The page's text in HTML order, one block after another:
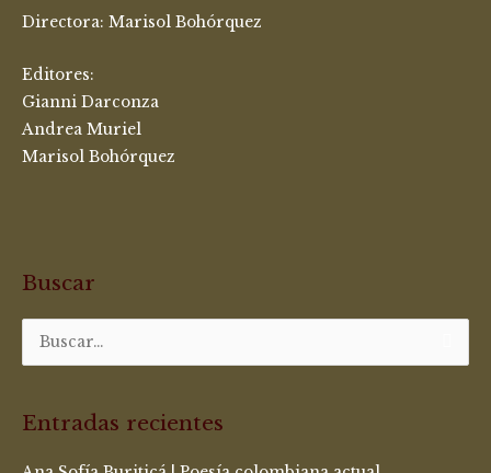
Directora: Marisol Bohórquez
Editores:
Gianni Darconza
Andrea Muriel
Marisol Bohórquez
Buscar
Buscar
Entradas recientes